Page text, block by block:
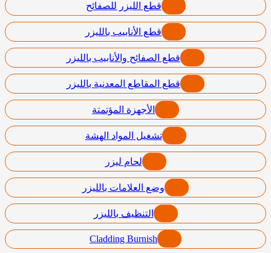
قطع الليزر للصفائح
قطع الأنابيب بالليزر
قطع الصفائح والأنابيب بالليزر
قطع المقاطع المعدنية بالليزر
الأجهزة المؤتمتة
تشغيل المواد الهشة
لحام ليزر
وضع العلامات بالليزر
التنظيف بالليزر
Cladding Burnish